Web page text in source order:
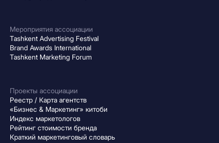
Мероприятия ассоциации
Tashkent Advertising Festival
Brand Awards International
Tashkent Marketing Forum
Проекты ассоциации
Реестр / Карта агентств
«Бизнес & Маркетинг» китоби
Индекс маркетологов
Рейтинг стоимости бренда
Краткий маркетинговый словарь